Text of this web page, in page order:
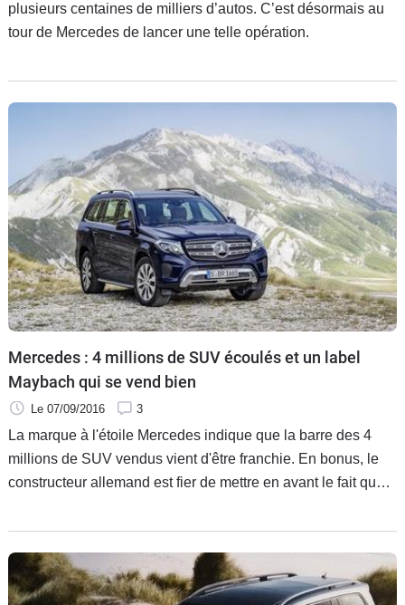
plusieurs centaines de milliers d’autos. C’est désormais au
tour de Mercedes de lancer une telle opération.
Mercedes : 4 millions de SUV écoulés et un label
Maybach qui se vend bien
Le 07/09/2016 3
La marque à l'étoile Mercedes indique que la barre des 4
millions de SUV vendus vient d'être franchie. En bonus, le
constructeur allemand est fier de mettre en avant le fait que
exemplaires frappés du label de luxe ont trouvé preneur.